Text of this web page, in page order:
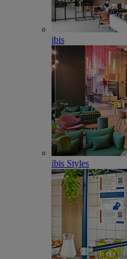
ibis
ibis Styles